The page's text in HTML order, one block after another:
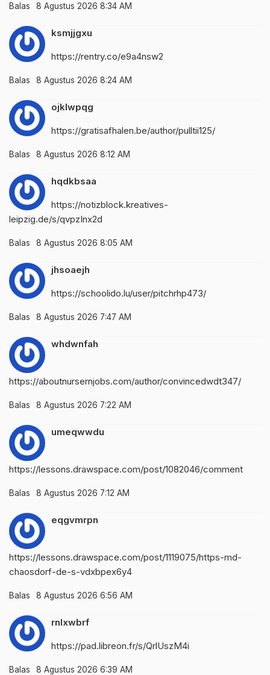
Balas 8 Agustus 2026 8:34 AM
ksmjjgxu
https://rentry.co/e9a4nsw2
Balas 8 Agustus 2026 8:24 AM
ojklwpqg
https://gratisafhalen.be/author/pulltii125/
Balas 8 Agustus 2026 8:12 AM
hqdkbsaa
https://notizblock.kreatives-
leipzig.de/s/qvpzInx2d
Balas 8 Agustus 2026 8:05 AM
jhsoaejh
https://schoolido.lu/user/pitchrhp473/
Balas 8 Agustus 2026 7:47 AM
whdwnfah
https://aboutnursernjobs.com/author/convincedwdt347/
Balas 8 Agustus 2026 7:22 AM
umeqwwdu
https://lessons.drawspace.com/post/1082046/comment
Balas 8 Agustus 2026 7:12 AM
eqgvmrpn
https://lessons.drawspace.com/post/1119075/https-md-
chaosdorf-de-s-vdxbpex6y4
Balas 8 Agustus 2026 6:56 AM
rnlxwbrf
https://pad.libreon.fr/s/QrlUszM4i
Balas 8 Agustus 2026 6:39 AM